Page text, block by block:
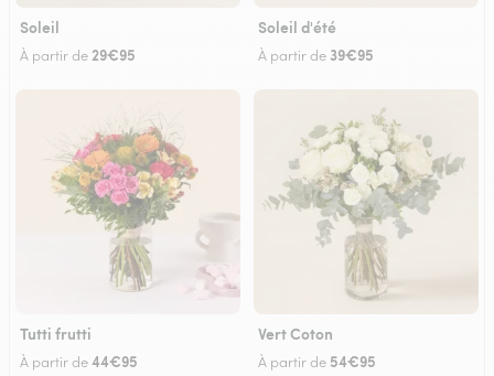
Soleil
À partir de29€95
Soleil d'été
À partir de 39€95
Tutti frutti
À partir de44€95
Vert Coton
À partir de 54€95